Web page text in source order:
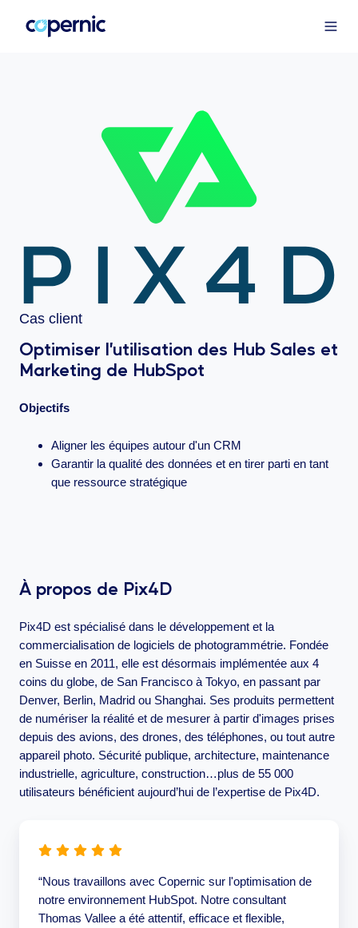
Cas client
Optimiser l’utilisation des Hub Sales et
Marketing de HubSpot
Objectifs
Aligner les équipes autour d'un CRM
Garantir la qualité des données et en tirer parti en tant
que ressource stratégique
À propos de Pix4D
Pix4D est spécialisé dans le développement et la
commercialisation de logiciels de photogrammétrie. Fondée
en Suisse en 2011, elle est désormais implémentée aux 4
coins du globe, de San Francisco à Tokyo, en passant par
Denver, Berlin, Madrid ou Shanghai. Ses produits permettent
de numériser la réalité et de mesurer à partir d'images prises
depuis des avions, des drones, des téléphones, ou tout autre
appareil photo. Sécurité publique, architecture, maintenance
industrielle, agriculture, construction…plus de 55 000
utilisateurs bénéficient aujourd’hui de l’expertise de Pix4D.
“Nous travaillons avec Copernic sur l'optimisation de
notre environnement HubSpot. Notre consultant
Thomas Vallee a été attentif, efficace et flexible,